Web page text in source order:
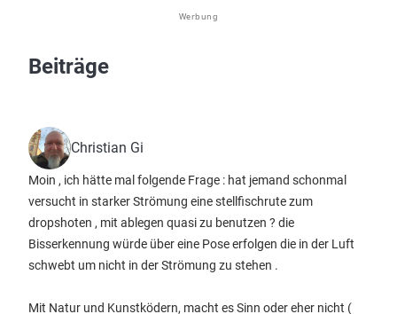
Werbung
Beiträge
Christian Gi
Moin , ich hätte mal folgende Frage : hat jemand schonmal
versucht in starker Strömung eine stellfischrute zum
dropshoten , mit ablegen quasi zu benutzen ? die
Bisserkennung würde über eine Pose erfolgen die in der Luft
schwebt um nicht in der Strömung zu stehen .
Mit Natur und Kunstködern, macht es Sinn oder eher nicht (